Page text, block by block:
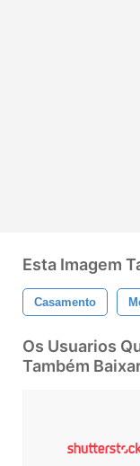
Esta Imagem
Casamento
Os Usuarios
Também